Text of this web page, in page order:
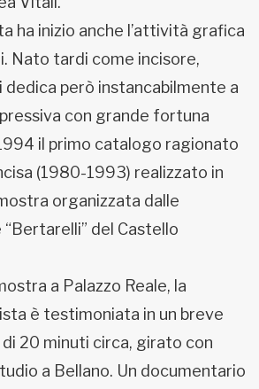
ha inizio anche l’attività grafica
Nato tardi come incisore,
dedica però instancabilmente a
con grande fortuna
il primo catalogo ragionato
(1980-1993) realizzato in
organizzata dalle
del Castello
a Palazzo Reale, la
è testimoniata in un breve
20 minuti circa, girato con
a Bellano. Un documentario